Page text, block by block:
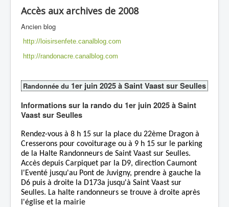
Accès aux archives de 2008
Ancien blog
http://loisirsenfete.canalblog.com
http://randonacre.canalblog.com
Randonnée du 1er juin 2025 à Saint Vaast sur Seulles
Informations sur la rando du 1er juin 2025 à Saint
Vaast sur Seulles
Rendez-vous à 8 h 15 sur la place du 22ème Dragon à
Cresserons pour covoiturage ou à 9 h 15 sur le parking
de la Halte Randonneurs de Saint Vaast sur Seulles.
Accès depuis Carpiquet par la D9, direction Caumont
l'Eventé jusqu'au Pont de Juvigny, prendre à gauche la
D6 puis à droite la D173a jusqu'à Saint Vaast sur
Seulles. La halte randonneurs se trouve à droite après
l'église et la mairie